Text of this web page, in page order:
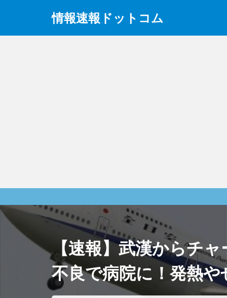
情報速報ドットコム
【速報】武漢からチ
不良で病院に！発熱